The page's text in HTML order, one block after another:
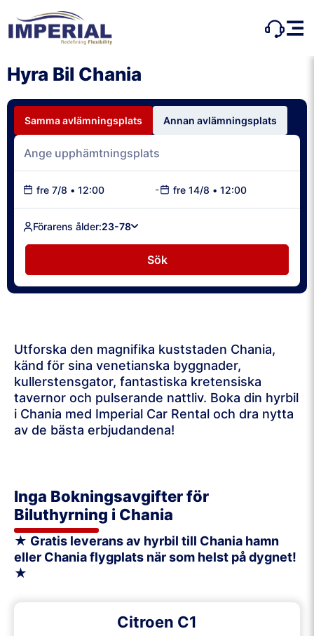
Hyra Bil Chania
Samma avlämningsplats Annan avlämningsplats
fre 7/8 • 12:00 - fre 14/8 • 12:00
Förarens ålder:23-78
Sök
Utforska den magnifika kuststaden Chania,
känd för sina venetianska byggnader,
kullerstensgator, fantastiska kretensiska
tavernor och pulserande nattliv. Boka din hyrbil
i Chania med Imperial Car Rental och dra nytta
av de bästa erbjudandena!
Inga Bokningsavgifter för
Biluthyrning i Chania
★ Gratis leverans av hyrbil till Chania hamn
eller Chania flygplats när som helst på dygnet!
★
Citroen C1